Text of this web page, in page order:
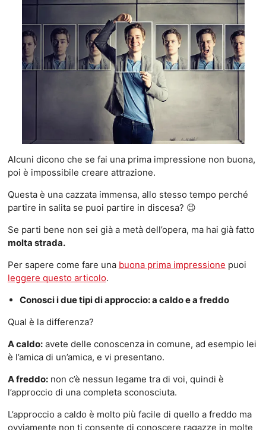
Alcuni dicono che se fai una prima impressione non buona,
poi è impossibile creare attrazione.
Questa è una cazzata immensa, allo stesso tempo perché
partire in salita se puoi partire in discesa? 😉
Se parti bene non sei già a metà dell’opera, ma hai già fatto
molta strada.
Per sapere come fare una buona prima impressione puoi
leggere questo articolo.
Conosci i due tipi di approccio: a caldo e a freddo
Qual è la differenza?
A caldo:avete delle conoscenza in comune, ad esempio lei
è l’amica di un’amica, e vi presentano.
A freddo:non c’è nessun legame tra di voi, quindi è
l’approccio di una completa sconosciuta.
L’approccio a caldo è molto più facile di quello a freddo ma
ovviamente non ti consente di conoscere ragazze in molte